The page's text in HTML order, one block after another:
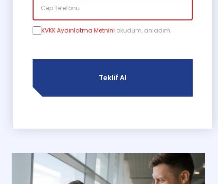
KVKK Aydınlatma Metnini okudum, anladım.
Teklif Al